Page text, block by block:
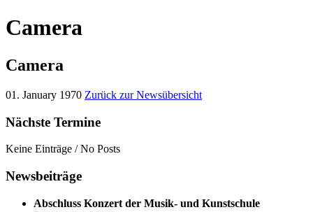
Camera
Camera
01. January 1970 Zurück zur Newsübersicht
Nächste Termine
Keine Einträge / No Posts
Newsbeiträge
Abschluss Konzert der Musik- und Kunstschule